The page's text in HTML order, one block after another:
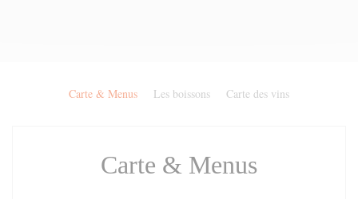
Carte & Menus Les boissons Carte des vins
Carte & Menus